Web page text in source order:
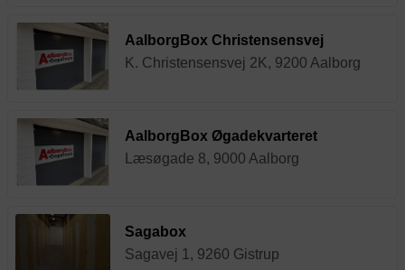
AalborgBox Christensensvej
K. Christensensvej 2K, 9200 Aalborg
AalborgBox Øgadekvarteret
Læsøgade 8, 9000 Aalborg
Sagabox
Sagavej 1, 9260 Gistrup